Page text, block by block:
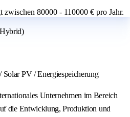
zwischen 80000 - 110000 € pro Jahr.
Solar PV / Energiespeicherung
Unternehmen im Bereich
die Entwicklung, Produktion und